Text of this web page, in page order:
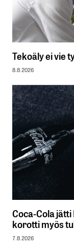
Tekoäly ei vie
8.8.2026
Coca-Cola jätti
korotti myös
7.8.2026